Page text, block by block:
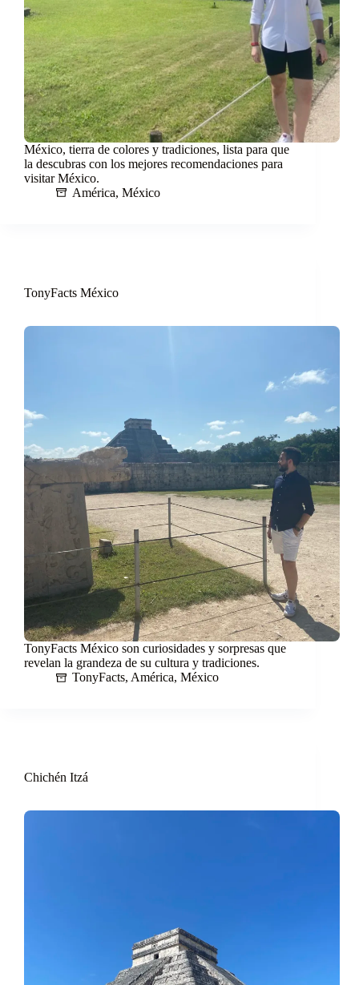
México, tierra de colores y tradiciones, lista para que
la descubras con los mejores recomendaciones para
visitar México.
América, México
TonyFacts México
TonyFacts México son curiosidades y sorpresas que
revelan la grandeza de su cultura y tradiciones.
TonyFacts, América, México
Chichén Itzá